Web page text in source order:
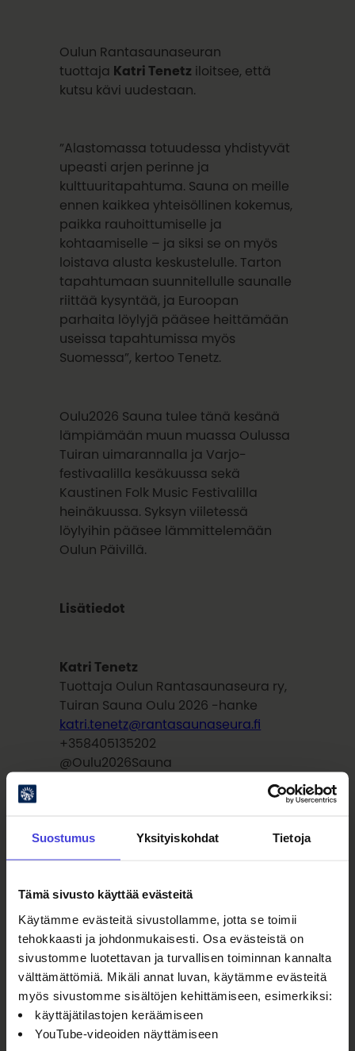
Suostumus Yksityiskohdat Tietoja
Tämä sivusto käyttää evästeitä
Käytämme evästeitä sivustollamme, jotta se toimii
tehokkaasti ja johdonmukaisesti. Osa evästeistä on
sivustomme luotettavan ja turvallisen toiminnan kannalta
välttämättömiä. Mikäli annat luvan, käytämme evästeitä
myös sivustomme sisältöjen kehittämiseen, esimerkiksi:
käyttäjätilastojen keräämiseen
YouTube-videoiden näyttämiseen
Oulun Rantasaunaseuran
tuottaja Katri Tenetz iloitsee, että
kutsu kävi uudestaan.
”Alastomassa totuudessa yhdistyvät
upeasti arjen perinne ja
kulttuuritapahtuma. Sauna on meille
ennen kaikkea yhteisöllinen kokemus,
paikka rauhoittumiselle ja
kohtaamiselle – ja siksi se on myös
loistava alusta keskustelulle. Tarton
tapahtumaan suunnitellulle saunalle
riittää kysyntää, ja Euroopan
parhaita löylyjä pääsee heittämään
useissa tapahtumissa myös
Suomessa”, kertoo Tenetz.
Oulu2026 Sauna tulee tänä kesänä
lämpiämään muun muassa Oulussa
Tuiran uimarannalla ja Varjo-
festivaalilla kesäkuussa sekä
Kaustinen Folk Music Festivalilla
heinäkuussa. Syksyn viiletessä
löylyihin pääsee lämmittelemään
Oulun Päivillä.
Lisätiedot
Katri Tenetz
Tuottaja Oulun Rantasaunaseura ry,
Tuiran Sauna Oulu 2026 -hanke
katri.tenetz@rantasaunaseura.fi
+358405135202
@Oulu2026Sauna
Hannele Valkeeniemi
Suomen Viron-Instituutti
+ 372 5688 6939